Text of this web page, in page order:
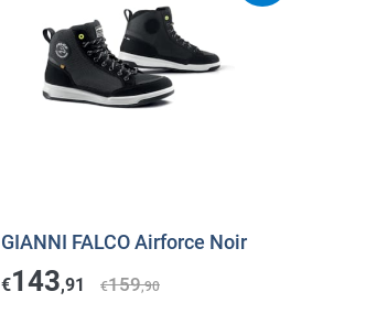
GIANNI FALCO Airforce Noir
€143,91 €159,90